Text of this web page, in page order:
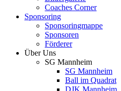
Coaches Corner
Sponsoring
Sponsoringmappe
Sponsoren
Förderer
Über Uns
SG Mannheim
SG Mannheim
Ball im Quadrat
DJK Mannheim